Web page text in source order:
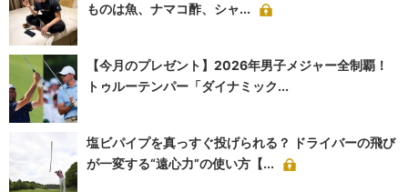
ものは魚、ナマコ酢、シャ...
【今月のプレゼント】2026年男子メジャー全制覇！
トゥルーテンパー「ダイナミック...
塩ビパイプを真っすぐ投げられる？ ドライバーの飛び
が一変する“遠心力”の使い方【...